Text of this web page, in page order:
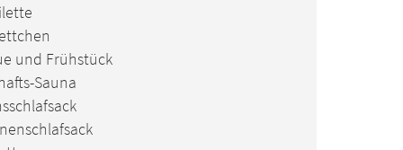
und Frühstück
Sauna